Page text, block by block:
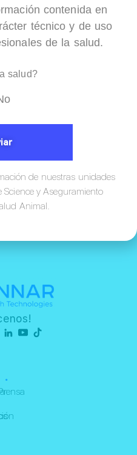
12 de 2024
•
contenida en
técnico y de uso
de la salud.
salud?
de nuestras unidades
Science y Aseguramiento
Animal.